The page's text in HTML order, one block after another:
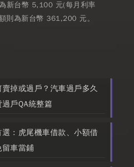
新台幣 5,100 元(每月利率
則為新台幣 361,200 元。
掉或過戶？汽車過戶多久
戶QA統整篇
：虎尾機車借款、小額借
車當鋪